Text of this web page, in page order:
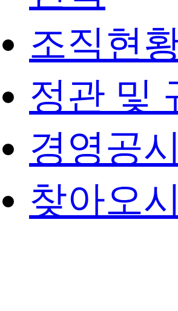
조직현
정관 및
경영공시
찾아오